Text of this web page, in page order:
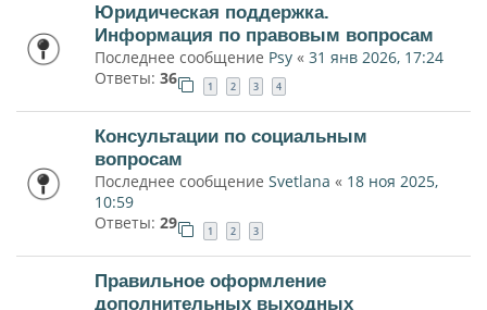
Юридическая поддержка.
Информация по правовым вопросам
Последнее сообщение Psy « 31 янв 2026, 17:24
Ответы: 36 1 2 3 4
Консультации по социальным
вопросам
Последнее сообщение Svetlana « 18 ноя 2025,
10:59
Ответы: 29 1 2 3
Правильное оформление
дополнительных выходных